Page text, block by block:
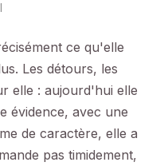
ce qu'elle
Les détours, les
elle : aujourd'hui elle
évidence, avec une
de caractère, elle a
pas timidement,